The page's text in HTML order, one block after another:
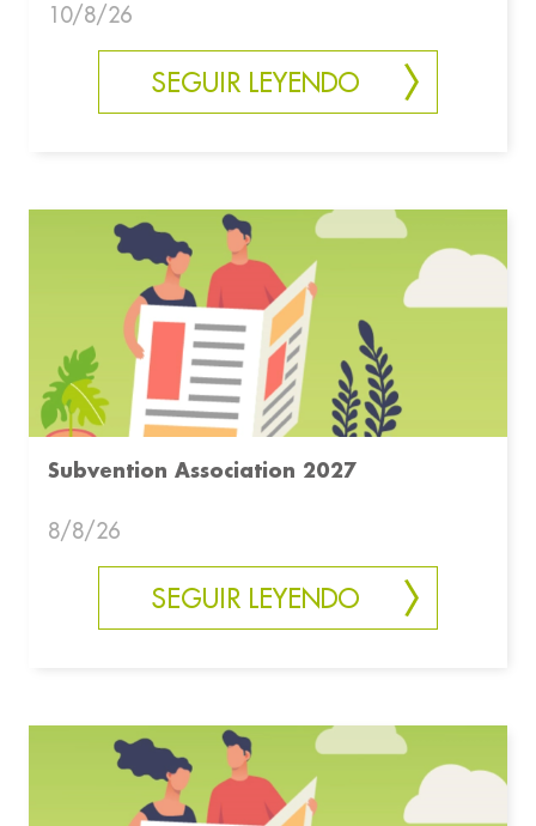
10/8/26
SEGUIR LEYENDO
Subvention Association 2027
8/8/26
SEGUIR LEYENDO